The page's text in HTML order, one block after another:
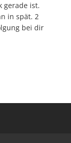
gerade ist.
in spät. 2
bei dir